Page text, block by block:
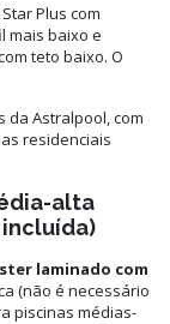
Plus com
mais baixo e
teto baixo. O
da Astralpool, com
residenciais
alta
laminado com
(não é necessário
piscinas médias-